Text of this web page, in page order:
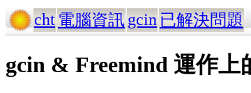
cht 電腦資訊 gcin 已解決問題
gcin & Freemind 運作上